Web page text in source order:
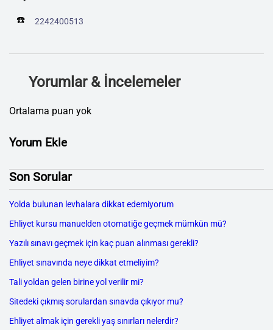
☎️ 2242400513
Yorumlar & İncelemeler
Ortalama puan yok
Yorum Ekle
Son Sorular
Yolda bulunan levhalara dikkat edemiyorum
Ehliyet kursu manuelden otomatiğe geçmek mümkün mü?
Yazılı sınavı geçmek için kaç puan alınması gerekli?
Ehliyet sınavında neye dikkat etmeliyim?
Tali yoldan gelen birine yol verilir mi?
Sitedeki çıkmış sorulardan sınavda çıkıyor mu?
Ehliyet almak için gerekli yaş sınırları nelerdir?